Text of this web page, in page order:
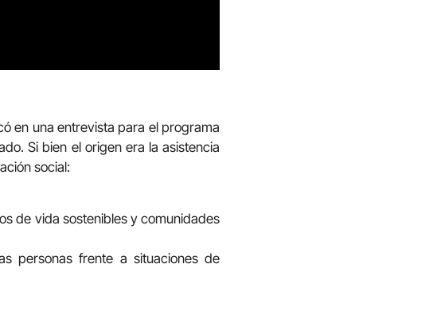
en una entrevista para el programa
Si bien el origen era la asistencia
social:
de vida sostenibles y comunidades
personas frente a situaciones de